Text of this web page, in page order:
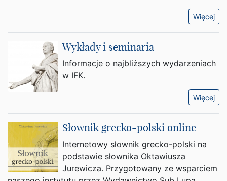
Więcej
Wykłady i seminaria
Informacje o najbliższych wydarzeniach
w IFK.
Więcej
Słownik grecko-polski online
Internetowy słownik grecko-polski na
podstawie słownika Oktawiusza
Jurewicza. Przygotowany ze wsparciem